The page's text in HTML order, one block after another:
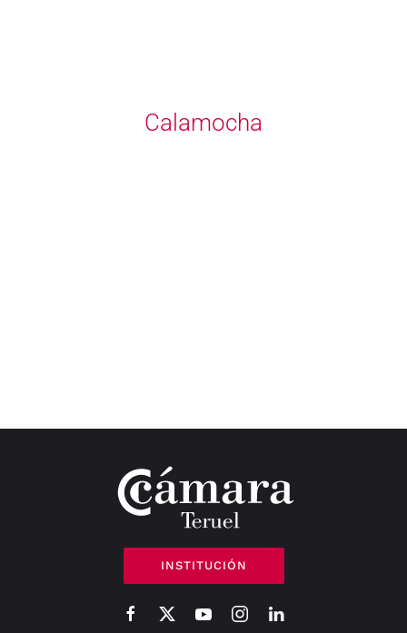
Calamocha
INSTITUCIÓN